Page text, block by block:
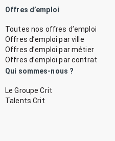
Offres d’emploi
Toutes nos offres d’emploi
Offres d’emploi par ville
Offres d’emploi par métier
Offres d’emploi par contrat
Qui sommes-nous ?
Le Groupe Crit
Talents Crit